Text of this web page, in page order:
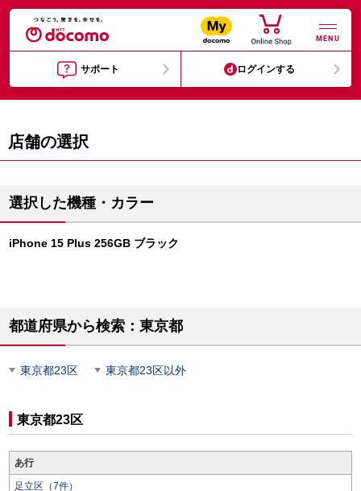
MENU
サポート ログインする
店舗の選択
選択した機種・カラー
iPhone 15 Plus 256GB ブラック
都道府県から検索：東京都
東京都23区 東京都23区以外
東京都23区
あ行
足立区（7件）